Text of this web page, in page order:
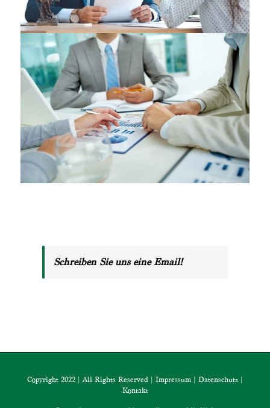
Schreiben Sie uns eine Email!
Copyright 2022 | All Rights Reserved | Impressum | Datenschutz |
Kontakt